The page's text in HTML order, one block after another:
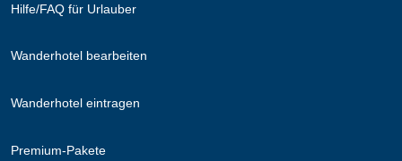
Hilfe/FAQ für Urlauber
Wanderhotel bearbeiten
Wanderhotel eintragen
Premium-Pakete